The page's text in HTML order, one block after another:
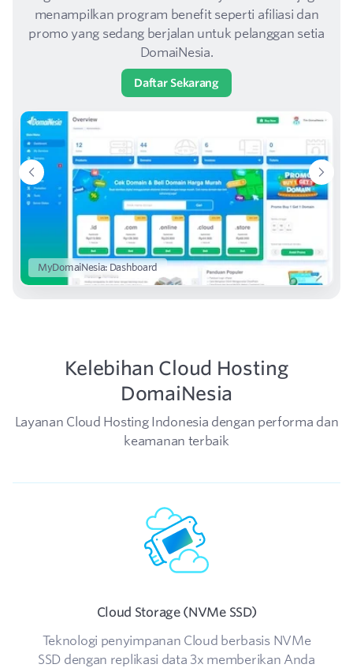
menampilkan program benefit seperti afiliasi dan
promo yang sedang berjalan untuk pelanggan setia
DomaiNesia.
Daftar Sekarang
MyDomaiNesia: Dashboard
Kelebihan Cloud Hosting
DomaiNesia
Layanan Cloud Hosting Indonesia dengan performa dan
keamanan terbaik
Cloud Storage (NVMe SSD)
Teknologi penyimpanan Cloud berbasis NVMe
SSD dengan replikasi data 3x memberikan Anda